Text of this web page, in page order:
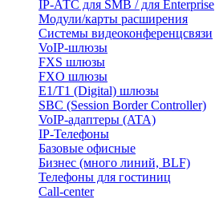
IP-АТС для SMB / для Enterprise
Модули/карты расширения
Системы видеоконференцсвязи
VoIP-шлюзы
FXS шлюзы
FXO шлюзы
E1/T1 (Digital) шлюзы
SBC (Session Border Controller)
VoIP-адаптеры (ATA)
IP-Телефоны
Базовые офисные
Бизнес (много линий, BLF)
Телефоны для гостиниц
Call-center